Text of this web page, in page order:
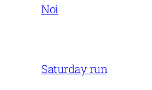
Noi
Saturday run